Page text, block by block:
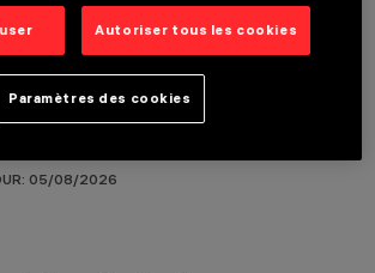
05/08/2026
Autoriser tous les cookies
Paramètres des cookies